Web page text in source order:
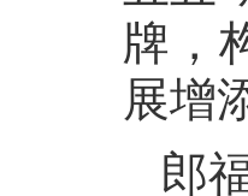
牌，
展增
郎